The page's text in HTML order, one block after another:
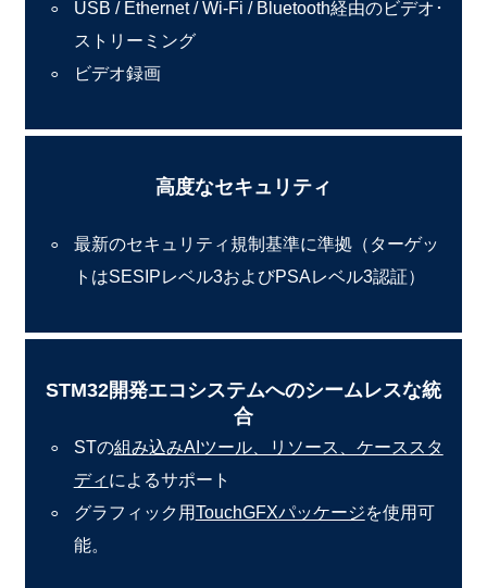
USB / Ethernet / Wi-Fi / Bluetooth経由のビデオ･
ストリーミング
ビデオ録画
高度なセキュリティ
最新のセキュリティ規制基準に準拠（ターゲッ
トはSESIPレベル3およびPSAレベル3認証）
STM32開発エコシステムへのシームレスな統
合
STの組み込みAIツール、リソース、ケーススタ
ディ によるサポート
グラフィック用TouchGFXパッケージを使用可
能。